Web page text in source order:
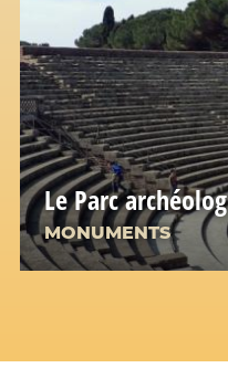
Le Parc
MONUMENTS